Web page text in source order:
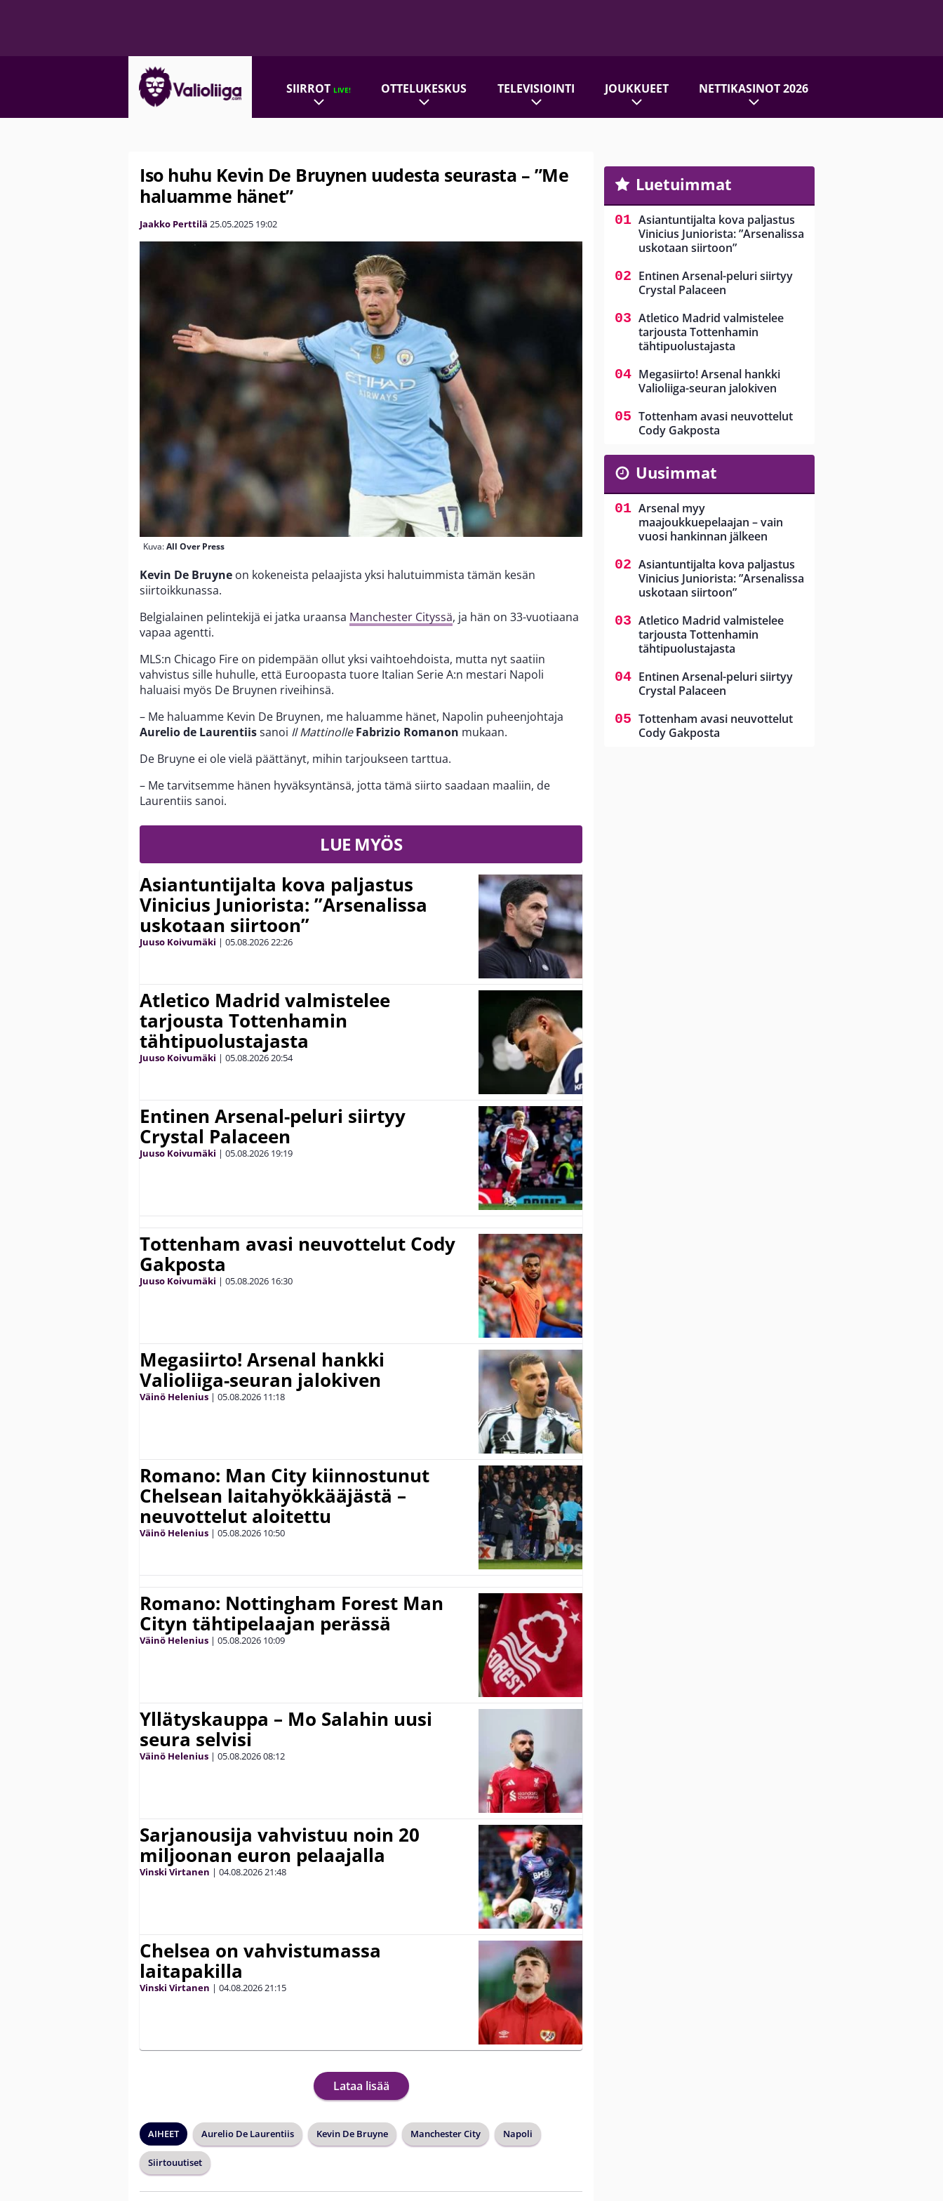
SIIRROTLIVE! OTTELUKESKUS TELEVISIOINTI JOUKKUEET NETTIKASINOT 2026
Iso huhu Kevin De Bruynen uudesta seurasta – ”Me
haluamme hänet”
Jaakko Perttilä 25.05.2025 19:02
Kuva:All Over Press
Kevin De Bruyne on kokeneista pelaajista yksi halutuimmista tämän kesän
siirtoikkunassa.
Belgialainen pelintekijä ei jatka uraansa Manchester Cityssä, ja hän on 33-vuotiaana
vapaa agentti.
MLS:n Chicago Fire on pidempään ollut yksi vaihtoehdoista, mutta nyt saatiin
vahvistus sille huhulle, että Euroopasta tuore Italian Serie A:n mestari Napoli
haluaisi myös De Bruynen riveihinsä.
– Me haluamme Kevin De Bruynen, me haluamme hänet, Napolin puheenjohtaja
Aurelio de Laurentiissanoi Il Mattinolle Fabrizio Romanon mukaan.
De Bruyne ei ole vielä päättänyt, mihin tarjoukseen tarttua.
– Me tarvitsemme hänen hyväksyntänsä, jotta tämä siirto saadaan maaliin, de
Laurentiis sanoi.
LUE MYÖS
Asiantuntijalta kova paljastus
Vinicius Juniorista: ”Arsenalissa
uskotaan siirtoon”
Juuso Koivumäki | 05.08.202622:26
Atletico Madrid valmistelee
tarjousta Tottenhamin
tähtipuolustajasta
Juuso Koivumäki | 05.08.202620:54
Entinen Arsenal-peluri siirtyy
Crystal Palaceen
Juuso Koivumäki | 05.08.2026 19:19
Tottenham avasi neuvottelut Cody
Gakposta
Juuso Koivumäki | 05.08.2026 16:30
Megasiirto! Arsenal hankki
Valioliiga-seuran jalokiven
Väinö Helenius | 05.08.2026 11:18
Romano: Man City kiinnostunut
Chelsean laitahyökkääjästä –
neuvottelut aloitettu
Väinö Helenius | 05.08.2026 10:50
Romano: Nottingham Forest Man
Cityn tähtipelaajan perässä
Väinö Helenius | 05.08.2026 10:09
Yllätyskauppa – Mo Salahin uusi
seura selvisi
Väinö Helenius | 05.08.202608:12
Sarjanousija vahvistuu noin 20
miljoonan euron pelaajalla
Vinski Virtanen | 04.08.202621:48
Chelsea on vahvistumassa
laitapakilla
Vinski Virtanen | 04.08.202621:15
Lataa lisää
AIHEET Aurelio De Laurentiis Kevin De Bruyne Manchester City Napoli
Siirtouutiset
Luetuimmat
Asiantuntijalta kova paljastus
Vinicius Juniorista: ”Arsenalissa
uskotaan siirtoon”
Entinen Arsenal-peluri siirtyy
Crystal Palaceen
Atletico Madrid valmistelee
tarjousta Tottenhamin
tähtipuolustajasta
Megasiirto! Arsenal hankki
Valioliiga-seuran jalokiven
Tottenham avasi neuvottelut
Cody Gakposta
Uusimmat
Arsenal myy
maajoukkuepelaajan – vain
vuosi hankinnan jälkeen
Asiantuntijalta kova paljastus
Vinicius Juniorista: ”Arsenalissa
uskotaan siirtoon”
Atletico Madrid valmistelee
tarjousta Tottenhamin
tähtipuolustajasta
Entinen Arsenal-peluri siirtyy
Crystal Palaceen
Tottenham avasi neuvottelut
Cody Gakposta